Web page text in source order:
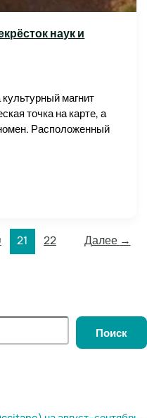
Поиск
наук и
магнит
точка на карте, а
Расположенный
21 22 Далее →